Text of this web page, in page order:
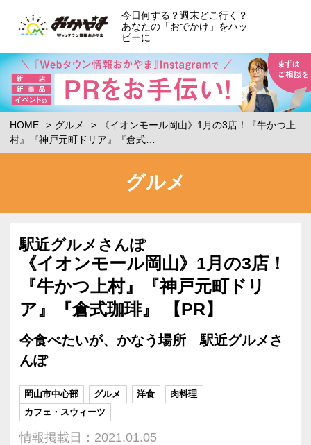
今日何する？週末どこ行く？
あなたの「おでかけ」をハッ
ピーに
HOME グルメ
《イオンモール岡山》1月の3店！『牛かつ上
村』『神戸元町ドリア』『倉式…
グルメ
駅近グルメさんぽ
《イオンモール岡山》1月の3店！
『牛かつ上村』『神戸元町ドリ
ア』『倉式珈琲』 【PR】
今食べたいが、かなう場所 駅近グルメさ
んぽ
岡山市中心部 グルメ 洋食
肉料理
カフェ・スウィーツ
情報掲載日：2021.01.05